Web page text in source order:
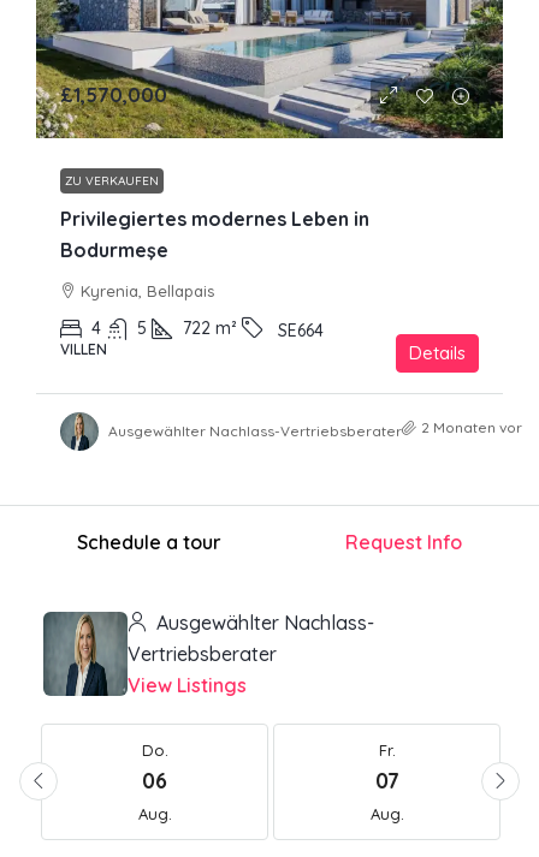
£1,570,000
ZU VERKAUFEN
Privilegiertes modernes Leben in
Bodurmeşe
Kyrenia, Bellapais
4 5 722 m² SE664
VILLEN Details
Ausgewählter Nachlass-Vertriebsberater 2 Monaten vor
Schedule a tour Request Info
Ausgewählter Nachlass-
Vertriebsberater
View Listings
Do.
06
Aug.
Fr.
07
Aug.